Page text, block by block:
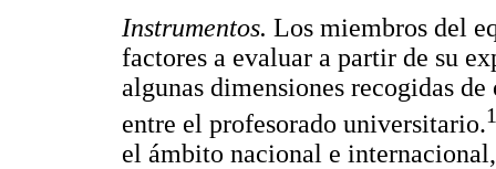
Instrumentos. Los miembros del
factores a evaluar a partir de su
algunas dimensiones recogidas
entre el profesorado universitario.
el ámbito nacional e